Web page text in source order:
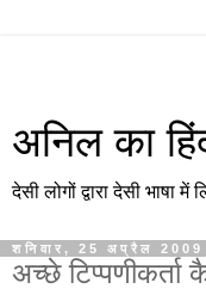
अनिल का
देसी लोगों द्वारा देसी भाषा
शनिवार, 25 अप्रैल 2009
अच्छे